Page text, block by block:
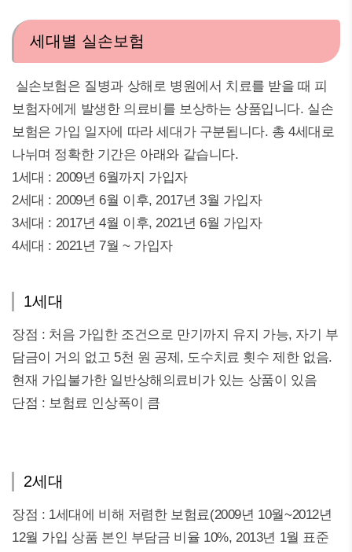
세대별 실손보험
실손보험은 질병과 상해로 병원에서 치료를 받을 때 피
보험자에게 발생한 의료비를 보상하는 상품입니다. 실손
보험은 가입 일자에 따라 세대가 구분됩니다. 총 4세대로
나뉘며 정확한 기간은 아래와 같습니다.
1세대 : 2009년 6월까지 가입자
2세대 : 2009년 6월 이후, 2017년 3월 가입자
3세대 : 2017년 4월 이후, 2021년 6월 가입자
4세대 : 2021년 7월 ~ 가입자
1세대
장점 : 처음 가입한 조건으로 만기까지 유지 가능, 자기 부
담금이 거의 없고 5천 원 공제, 도수치료 횟수 제한 없음.
현재 가입불가한 일반상해의료비가 있는 상품이 있음
단점 : 보험료 인상폭이 큼
2세대
장점 : 1세대에 비해 저렴한 보험료(2009년 10월~2012년
12월 가입 상품 본인 부담금 비율 10%, 2013년 1월 표준